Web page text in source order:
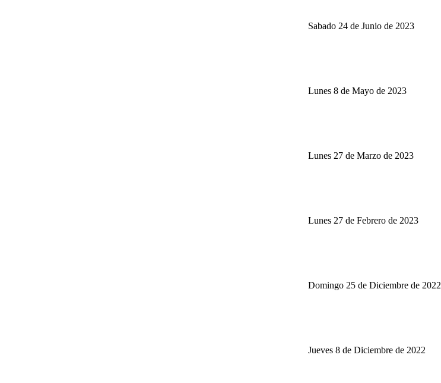
Sabado 24 de Junio de 2023
Lunes 8 de Mayo de 2023
Lunes 27 de Marzo de 2023
Lunes 27 de Febrero de 2023
Domingo 25 de Diciembre de 2022
Jueves 8 de Diciembre de 2022